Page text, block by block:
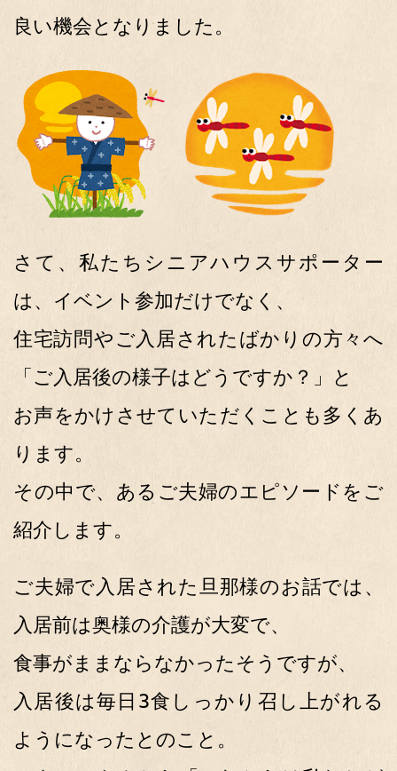
良い機会となりました。
さて、私たちシニアハウスサポーター
は、イベント参加だけでなく、
住宅訪問やご入居されたばかりの方々へ
「ご入居後の様子はどうですか？」と
お声をかけさせていただくことも多くあ
ります。
その中で、あるご夫婦のエピソードをご
紹介します。
ご夫婦で入居された旦那様のお話では、
入居前は奥様の介護が大変で、
食事がままならなかったそうですが、
入居後は毎日3食しっかり召し上がれる
ようになったとのこと。